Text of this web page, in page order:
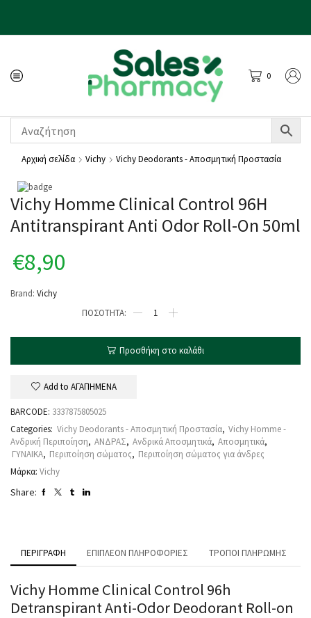
0
Αρχική σελίδα Vichy Vichy Deodorants - Αποσμητική Προστασία
Vichy Homme Clinical Control 96H
Antitranspirant Anti Odor Roll-On 50ml
€8,90
Brand: Vichy
Προσθήκη στο καλάθι
Add to ΑΓΑΠΗΜΕΝΑ
BARCODE: 3337875805025
Categories: Vichy Deodorants - Αποσμητική Προστασία, Vichy Homme -
Ανδρική Περιποίηση, ΑΝΔΡΑΣ, Ανδρικά Αποσμητικά, Αποσμητικά,
ΓΥΝΑΙΚΑ, Περιποίηση σώματος, Περιποίηση σώματος για άνδρες
Μάρκα: Vichy
Share:
ΠΕΡΙΓΡΑΦΉ ΕΠΙΠΛΈΟΝ ΠΛΗΡΟΦΟΡΊΕΣ ΤΡΌΠΟΙ ΠΛΗΡΩΜΉΣ
Vichy Homme Clinical Control 96h
Detranspirant Anti-Odor Deodorant Roll-on